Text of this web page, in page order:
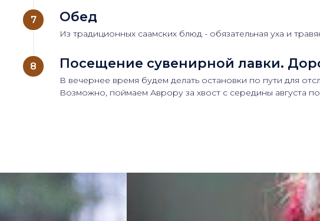
Обед
Из традиционных саамских блюд - обязательная уха и
Посещение сувенирной лавки.
В вечернее время будем делать остановки по пути для
Возможно, поймаем Аврору за хвост с середины августа